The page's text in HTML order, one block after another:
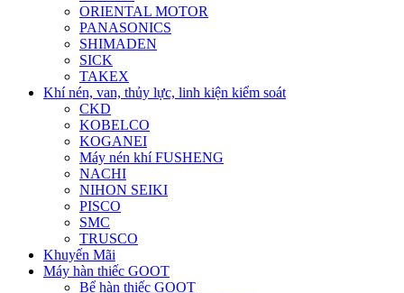
ORIENTAL MOTOR
PANASONICS
SHIMADEN
SICK
TAKEX
Khí nén, van, thủy lực, linh kiện kiểm soát
CKD
KOBELCO
KOGANEI
Máy nén khí FUSHENG
NACHI
NIHON SEIKI
PISCO
SMC
TRUSCO
Khuyến Mãi
Máy hàn thiếc GOOT
Bể hàn thiếc GOOT